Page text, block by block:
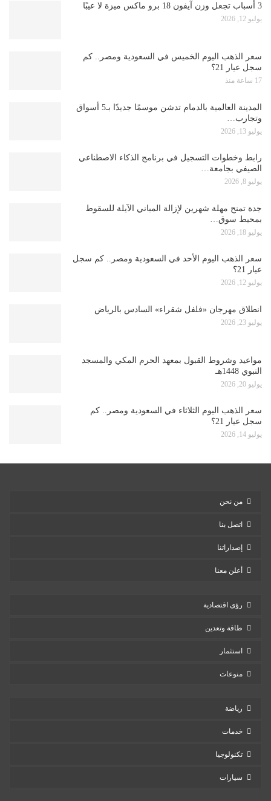
3 أسباب تجعل وزن آيفون 18 برو ماكس ميزة لا عيبًا
يوليو 12, 2026
سعر الذهب اليوم الخميس في السعودية ومصر.. كم
سجل عيار 21؟
17 ساعة منذ
المدينة العالمية بالدمام تدشن موسمًا جديدًا بـ5 أسواق
وتجارب…
يوليو 13, 2026
رابط وخطوات التسجيل في برنامج الذكاء الاصطناعي
الصيفي بجامعة…
يوليو 8, 2026
جدة تمنح مهلة شهرين لإزالة المباني الآيلة للسقوط
بمحيط سوق…
يوليو 18, 2026
سعر الذهب اليوم الأحد في السعودية ومصر.. كم سجل
عيار 21؟
يوليو 12, 2026
انطلاق مهرجان «فلفل شقراء» السادس بالرياض
يوليو 23, 2026
مواعيد وشروط القبول بمعهد الحرم المكي والمسجد
النبوي 1448هـ
يوليو 20, 2026
سعر الذهب اليوم الثلاثاء في السعودية ومصر.. كم
سجل عيار 21؟
يوليو 14, 2026
من نحن
اتصل بنا
إصداراتنا
أعلن معنا
رؤى اقتصادية
طاقة وتعدين
استثمار
منوعات
رياضة
خدمات
تكنولوجيا
سيارات